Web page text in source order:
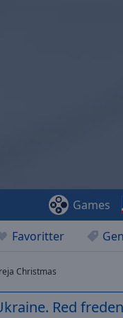
Favoritter
Games
Christmas
Red